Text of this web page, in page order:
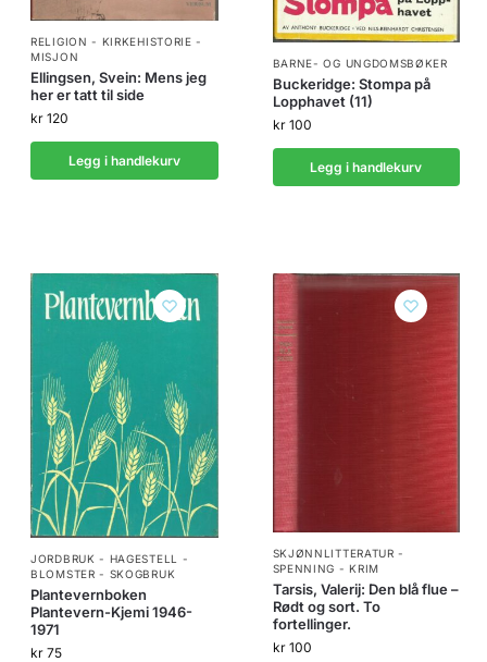
RELIGION - KIRKEHISTORIE -
MISJON
Ellingsen, Svein: Mens jeg
her er tatt til side
kr 120
Legg i handlekurv
BARNE- OG UNGDOMSBØKER
Buckeridge: Stompa på
Lopphavet (11)
kr100
Legg i handlekurv
JORDBRUK - HAGESTELL -
BLOMSTER - SKOGBRUK
Plantevernboken
Plantevern-Kjemi 1946-
1971
kr 75
SKJØNNLITTERATUR -
SPENNING - KRIM
Tarsis, Valerij: Den blå flue –
Rødt og sort. To
fortellinger.
kr100